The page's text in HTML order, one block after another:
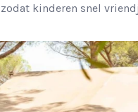
zodat kinderen snel